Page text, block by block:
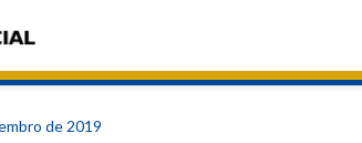
de 2019